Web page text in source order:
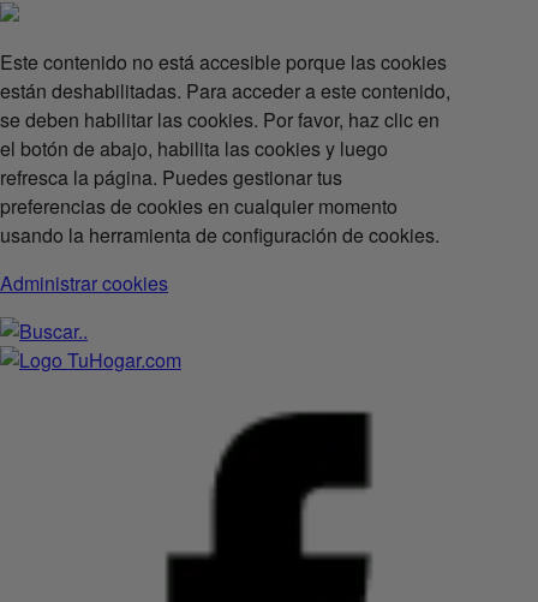
Este contenido no está accesible porque las cookies
están deshabilitadas. Para acceder a este contenido,
se deben habilitar las cookies. Por favor, haz clic en
el botón de abajo, habilita las cookies y luego
refresca la página. Puedes gestionar tus
preferencias de cookies en cualquier momento
usando la herramienta de configuración de cookies.
Administrar cookies